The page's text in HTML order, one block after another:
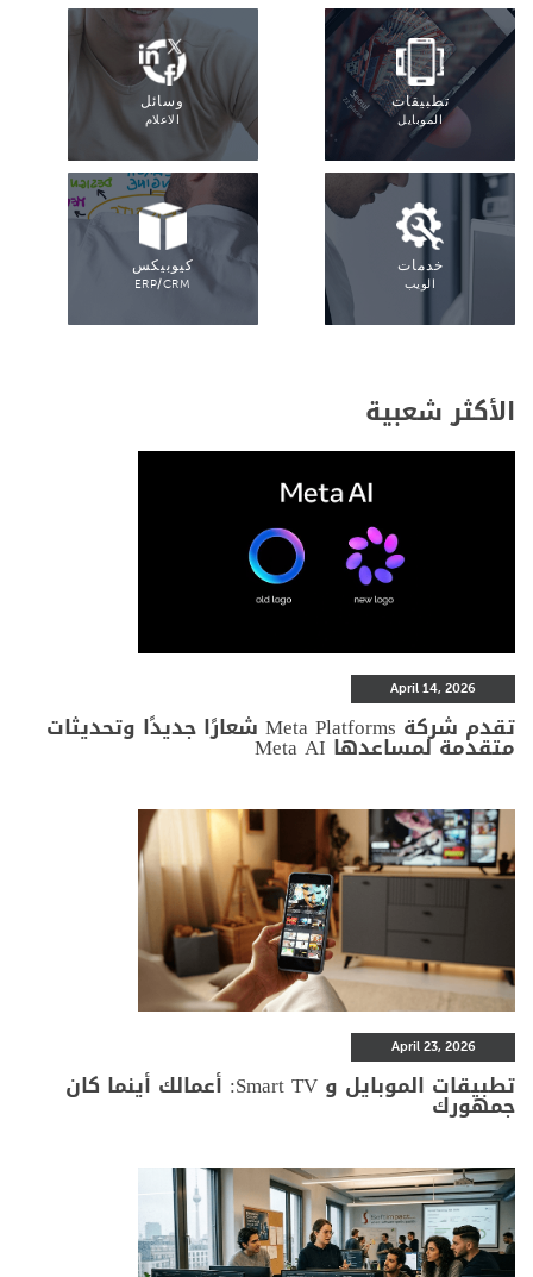
تطبيقات
الموبايل
وسائل
الاعلام
خدمات
الويب
كيوبيكس
ERP/CRM
الأكثر شعبية
April 14, 2026
تقدم شركة Meta Platforms شعارًا جديدًا وتحديثات
متقدمة لمساعدها Meta AI
April 23, 2026
تطبيقات الموبايل و Smart TV: أعمالك أينما كان
جمهورك